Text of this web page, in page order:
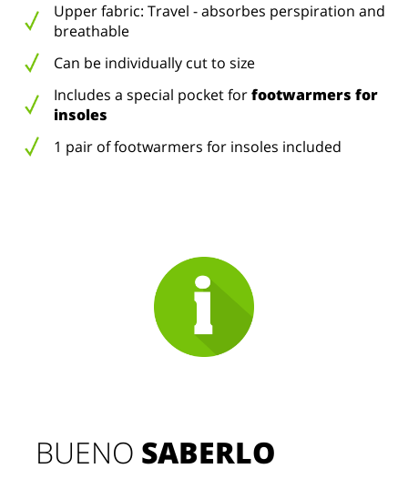
Upper fabric: Travel - absorbes perspiration and
breathable
Can be individually cut to size
Includes a special pocket forfootwarmers for
insoles
1 pair of footwarmers for insoles included
BUENO SABERLO